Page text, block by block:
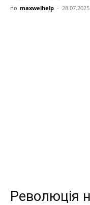
по maxwelhelp - 28.07.2025
Революція